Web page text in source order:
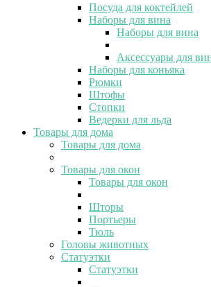
Посуда для коктейлей
Наборы для вина
Наборы для вина
Аксессуары для
Наборы для коньяка
Рюмки
Штофы
Стопки
Ведерки для льда
Товары для дома
Товары для дома
Товары для окон
Товары для окон
Шторы
Портьеры
Тюль
Головы животных
Статуэтки
Статуэтки